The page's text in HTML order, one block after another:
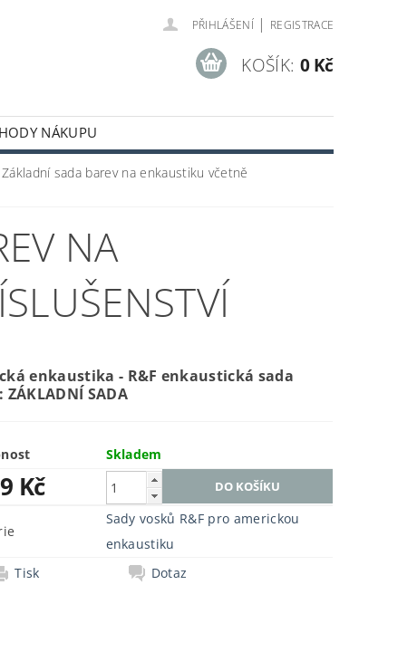
PŘIHLÁŠENÍ | REGISTRACE
KOŠÍK: 0 Kč
NÁKUPU
Základní sada barev na enkaustiku včetně
NA
enkaustika - R&F enkaustická sada
SADA
Skladem
Kč
Sady vosků R&F pro americkou
enkaustiku
Tisk
Dotaz